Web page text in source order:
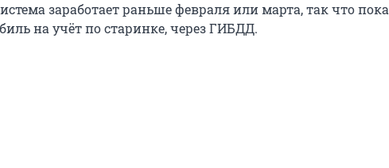
заработает раньше февраля или марта, так что пока
на учёт по старинке, через ГИБДД.